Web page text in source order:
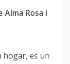
Rosa I
hogar, es un